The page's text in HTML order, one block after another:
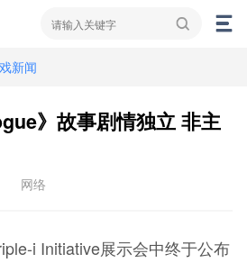
新闻
》故事剧情独立 非主
网络
i Initiative展示会中终于公布